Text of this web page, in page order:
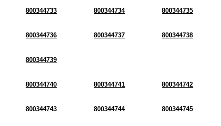
800344733 800344734 800344735
800344736 800344737 800344738
800344739
800344740 800344741 800344742
800344743 800344744 800344745